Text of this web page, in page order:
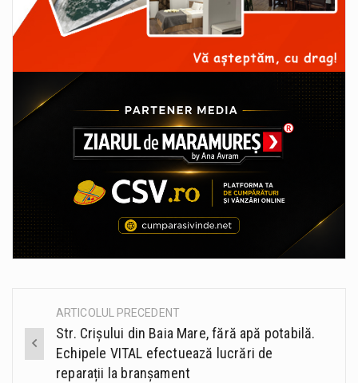
Post
navigation
ARTICOLUL PRECEDENT
Str. Crișului din Baia Mare, fără apă potabilă.
Echipele VITAL efectuează lucrări de
reparații la branșament